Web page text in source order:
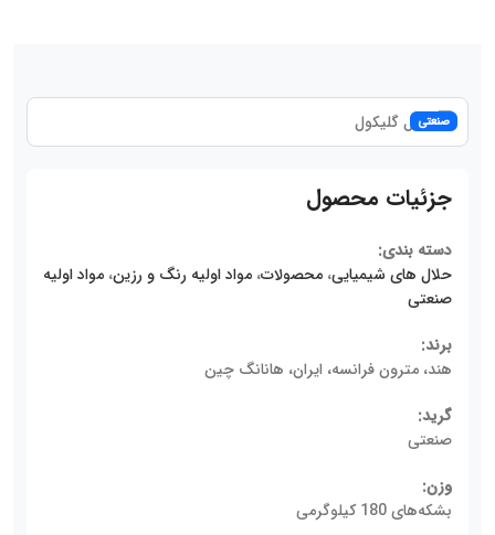
صنعتی
جزئیات محصول
دسته بندی:
حلال های شیمیایی، محصولات، مواد اولیه رنگ و رزین، مواد اولیه
صنعتی
برند:
هند، مترون فرانسه، ایران، هانانگ چین
گرید:
صنعتی
وزن:
بشکه‌های 180 کیلوگرمی